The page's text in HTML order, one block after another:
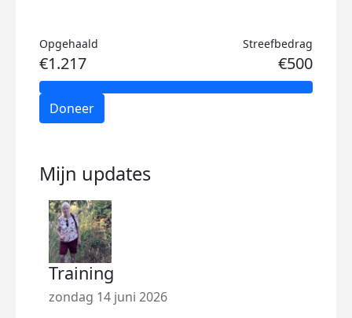
Opgehaald
€1.217
Streefbedrag
€500
Doneer
Mijn updates
Training
zondag 14 juni 2026